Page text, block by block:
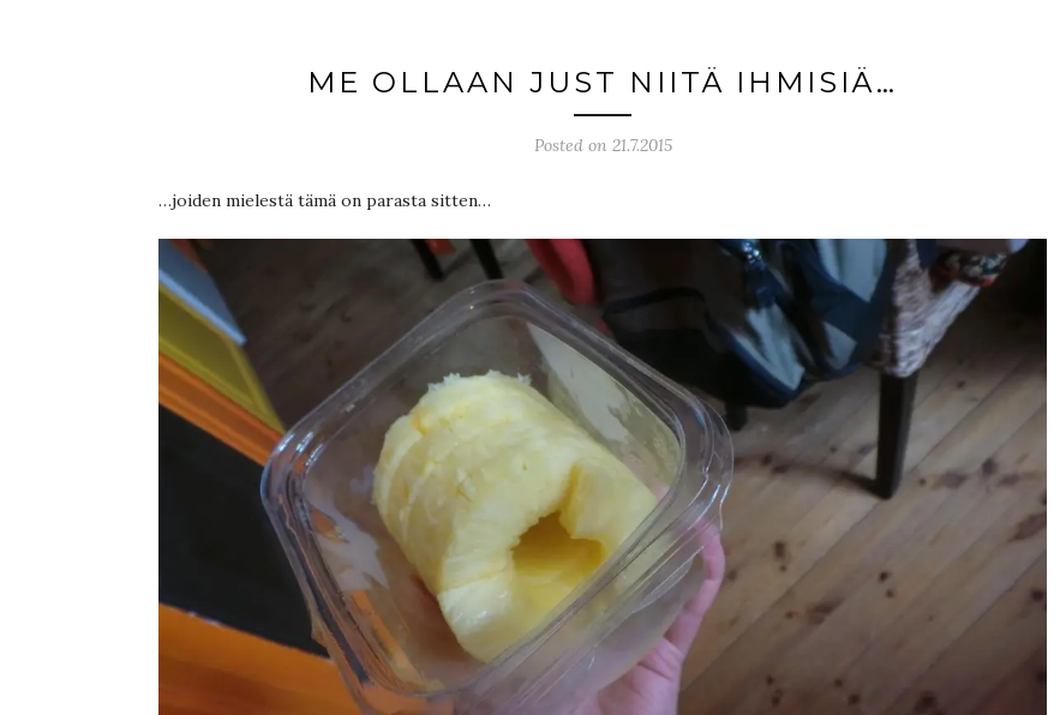
ME OLLAAN JUST NIITÄ IHMISIÄ…
Posted on 21.7.2015
…joiden mielestä tämä on parasta sitten…